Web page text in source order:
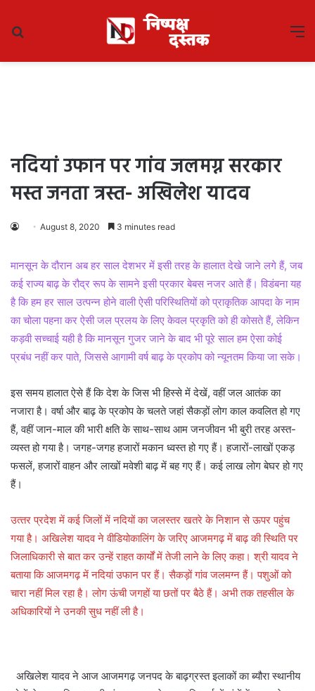
नदियां उफान पर गांव जलमग्न सरकार
मस्त जनता त्रस्त- अखिलेश यादव
August 8, 2020 3 minutes read
मानसून के दौरान अब हर साल देशभर में इसी तरह के हालात देखे जाने लगे हैं, जब
कई राज्य बाढ़ के रौद्र रूप के सामने इसी प्रकार बेबस नजर आते हैं। विडंबना यह
है कि हम हर साल उत्पन्न होने वाली ऐसी परिस्थितियों को प्राकृतिक आपदा के नाम
का चोला पहना कर ऐसी जल प्रलय के लिए केवल प्रकृति को ही कोसते हैं, लेकिन
कड़वी सच्चाई यही है कि मानसून गुजर जाने के बाद भी पूरे साल हम ऐसा कोई
प्रबंध नहीं कर पाते, जिससे आगामी वर्ष बाढ़ के प्रकोप को न्यूनतम किया जा सके।
इस समय हालात ऐसे हैं कि देश के जिस भी हिस्से में देखें, वहीं जल आतंक का
नजारा है। वर्षा और बाढ़ के प्रकोप के चलते जहां सैकड़ों लोग काल कवलित हो गए
हैं, वहीं जान-माल की भारी क्षति के साथ-साथ आम जनजीवन भी बुरी तरह अस्त-
व्यस्त हो गया है। जगह-जगह हजारों मकान ध्वस्त हो गए हैं। हजारों-लाखों एकड़
फसलें, हजारों वाहन और लाखों मवेशी बाढ़ में बह गए हैं। कई लाख लोग बेघर हो गए
हैं।
उत्‍तर प्रदेश में कई जिलों में नदियों का जलस्तर खतरे के निशान से ऊपर पहुंच
गया है। अखिलेश यादव ने वीडियोकालिंग के जरिए आजमगढ़ में बाढ़ की स्थिति पर
जिलाधिकारी से बात कर उन्हें राहत कार्यों में तेजी लाने के लिए कहा। श्री यादव ने
बताया कि आजमगढ़ में नदियां उफान पर हैं। सैकड़ों गांव जलमग्न हैं। पशुओं को
चारा नहीं मिल रहा है। लोग ऊंची जगहों या छतों पर बैठे हैं। अभी तक तहसील के
अधिकारियों ने उनकी सुध नहीं ली है।
अखिलेश यादव ने आज आजमगढ़ जनपद के बाढ़ग्रस्त इलाकों का ब्यौरा स्थानीय